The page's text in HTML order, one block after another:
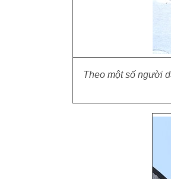
Theo một số người